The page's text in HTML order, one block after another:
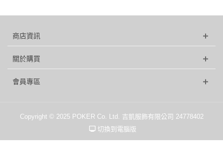
商店資訊
關於購買
會員專區
Copyright © 2025 POKER Co. Ltd. 吉凱服飾有限公司 24778402
切換到電腦版